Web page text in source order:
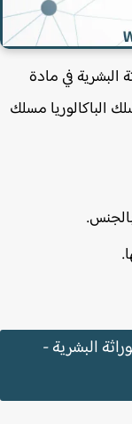
في مادة
مسلك
البشرية -